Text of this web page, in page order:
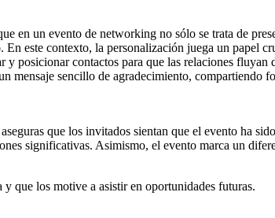
en un evento de networking no sólo se trata de
este contexto, la personalización juega un papel
posicionar contactos para que las relaciones fluyan
sencillo de agradecimiento, compartiendo
que los invitados sientan que el evento ha
significativas. Asimismo, el evento marca un
que los motive a asistir en oportunidades futuras.